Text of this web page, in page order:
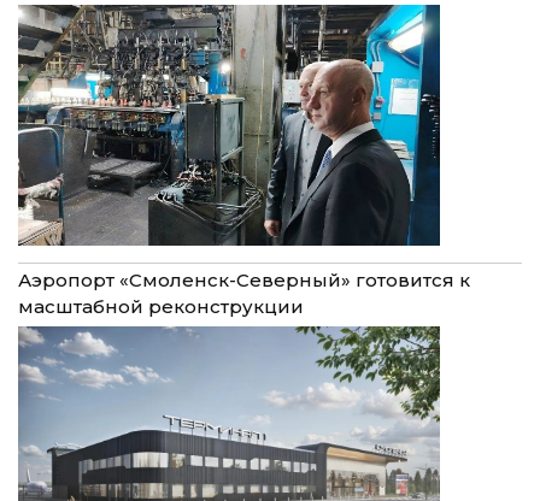
Аэропорт «Смоленск-Северный» готовится к
масштабной реконструкции